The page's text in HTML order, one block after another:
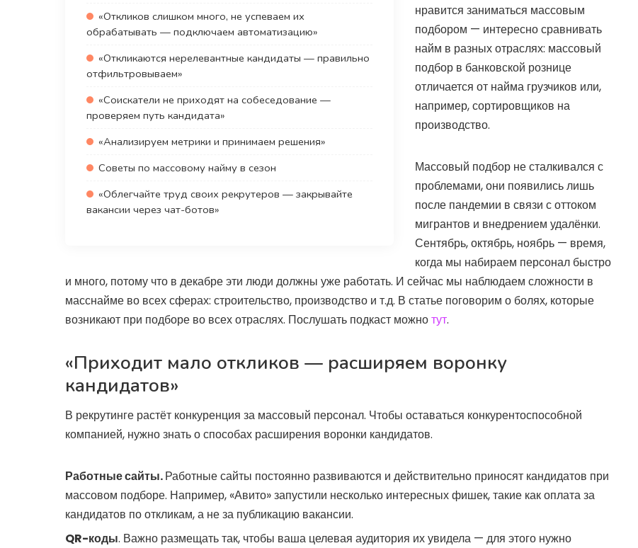
«Откликов слишком много, не успеваем их
обрабатывать — подключаем автоматизацию»
«Откликаются нерелевантные кандидаты — правильно
отфильтровываем»
«Соискатели не приходят на собеседование —
проверяем путь кандидата»
«Анализируем метрики и принимаем решения»
Советы по массовому найму в сезон
«Облегчайте труд своих рекрутеров — закрывайте
вакансии через чат-ботов»
нравится заниматься массовым
подбором — интересно сравнивать
найм в разных отраслях: массовый
подбор в банковской рознице
отличается от найма грузчиков или,
например, сортировщиков на
производство.
Массовый подбор не сталкивался с
проблемами, они появились лишь
после пандемии в связи с оттоком
мигрантов и внедрением удалёнки.
Сентябрь, октябрь, ноябрь — время,
когда мы набираем персонал быстро
и много, потому что в декабре эти люди должны уже работать. И сейчас мы наблюдаем сложности в
масснайме во всех сферах: строительство, производство и т.д. В статье поговорим о болях, которые
возникают при подборе во всех отраслях. Послушать подкаст можнотут.
«Приходит мало откликов — расширяем воронку
кандидатов»
В рекрутинге растёт конкуренция за массовый персонал. Чтобы оставаться конкурентоспособной
компанией, нужно знать о способах расширения воронки кандидатов.
Работные сайты.Работные сайты постоянно развиваются и действительно приносят кандидатов при
массовом подборе. Например, «Авито» запустили несколько интересных фишек, такие как оплата за
кандидатов по откликам, а не за публикацию вакансии.
QR-коды. Важно размещать так, чтобы ваша целевая аудитория их увидела — для этого нужно